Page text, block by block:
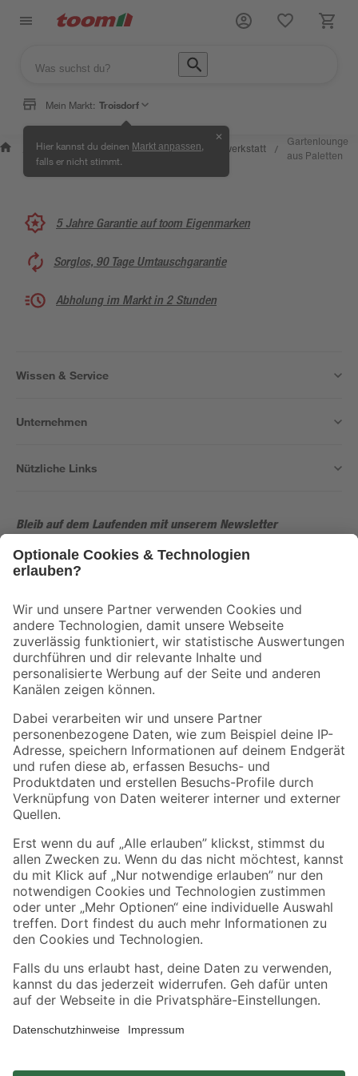
Mein Markt: Troisdorf
Hier kannst du deinen Markt anpassen
falls er nicht stimmt.
✕
Wissen &
Service
/
Selbermachen
& Ratgeber
/ Kreativwerkstatt /
Gartenlounge
aus Paletten
5 Jahre Garantie auf toom Eigenmarken
Sorglos, 90 Tage Umtauschgarantie
Abholung im Markt in 2 Stunden
Wissen & Service
Unternehmen
Nützliche Links
Bleib auf dem Laufenden mit unserem Newsletter
Der toom Newsletter: Keine Angebote und Aktionen mehr verpassen!
Folge uns
Zahlungsarten Versandarten
Sicher einkaufen
Jetzt die toom-App herunterladen
Alle Preisangaben in EUR inkl. gesetzl. MwSt.. Die dargestellten Angebote sind unter
Umständen nicht in allen Märkten verfügbar. Die angegebenen Verfügbarkeiten beziehen
sich auf den unter "Mein Markt" ausgewählten toom Baumarkt. Alle Angebote und
*Paketversand ab 59 € versandkostenfrei, gilt nicht für Artikel mit Speditionsversand, hier
fallen zusätzliche Versandkosten an.